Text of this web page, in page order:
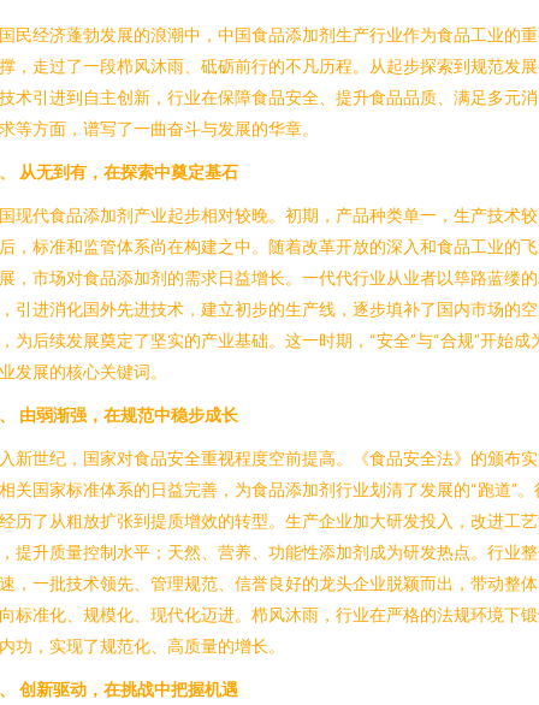
民经济蓬勃发展的浪潮中，中国食品添加剂生产行业作为食品工业的
，走过了一段栉风沐雨、砥砺前行的不凡历程。从起步探索到规范发
术引进到自主创新，行业在保障食品安全、提升食品品质、满足多元
等方面，谱写了一曲奋斗与发展的华章。
从无到有，在探索中奠定基石
现代食品添加剂产业起步相对较晚。初期，产品种类单一，生产技术
，标准和监管体系尚在构建之中。随着改革开放的深入和食品工业的
，市场对食品添加剂的需求日益增长。一代代行业从业者以筚路蓝缕
引进消化国外先进技术，建立初步的生产线，逐步填补了国内市场的空
为后续发展奠定了坚实的产业基础。这一时期，“安全”与“合规”开始成
发展的核心关键词。
由弱渐强，在规范中稳步成长
新世纪，国家对食品安全重视程度空前提高。《食品安全法》的颁布
关国家标准体系的日益完善，为食品添加剂行业划清了发展的“跑道”。
历了从粗放扩张到提质增效的转型。生产企业加大研发投入，改进工
提升质量控制水平；天然、营养、功能性添加剂成为研发热点。行业
，一批技术领先、管理规范、信誉良好的龙头企业脱颖而出，带动整
标准化、规模化、现代化迈进。栉风沐雨，行业在严格的法规环境下
功，实现了规范化、高质量的增长。
创新驱动，在挑战中把握机遇